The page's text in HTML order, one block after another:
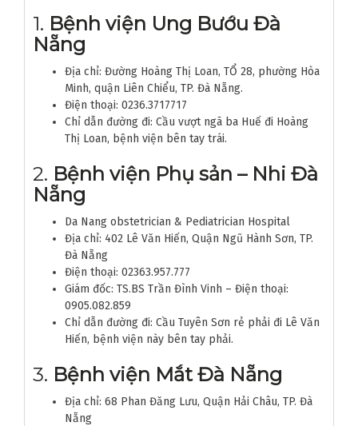
1. Bệnh viện Ung Bướu Đà
Nẵng
Địa chỉ: Đường Hoàng Thị Loan, TỔ 28, phường Hòa
Minh, quận Liên Chiểu, TP. Đà Nẵng.
Điện thoại: 0236.3717717
Chỉ dẫn đường đi: Cầu vượt ngã ba Huế đi Hoàng
Thị Loan, bệnh viện bên tay trái.
2. Bệnh viện Phụ sản – Nhi Đà
Nẵng
Da Nang obstetrician & Pediatrician Hospital
Địa chỉ: 402 Lê Văn Hiến, Quận Ngũ Hành Sơn, TP.
Đà Nẵng
Điện thoại: 02363.957.777
Giám đốc: TS.BS Trần Đình Vinh – Điện thoại:
0905.082.859
Chỉ dẫn đường đi: Cầu Tuyên Sơn rẻ phải đi Lê Văn
Hiến, bệnh viện này bên tay phải.
3. Bệnh viện Mắt Đà Nẵng
Địa chỉ: 68 Phan Đăng Lưu, Quận Hải Châu, TP. Đà
Nẵng